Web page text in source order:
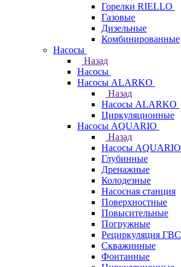
Горелки RIELLO
Газовые
Дизельные
Комбинированные
Насосы
Назад
Насосы
Насосы ALARKO
Назад
Насосы ALARKO
Циркуляционные
Насосы AQUARIO
Назад
Насосы AQUARIO
Глубинные
Дренажные
Колодезные
Насосная станция
Поверхностные
Повысительные
Погружные
Рециркуляция ГВС
Скважинные
Фонтанные